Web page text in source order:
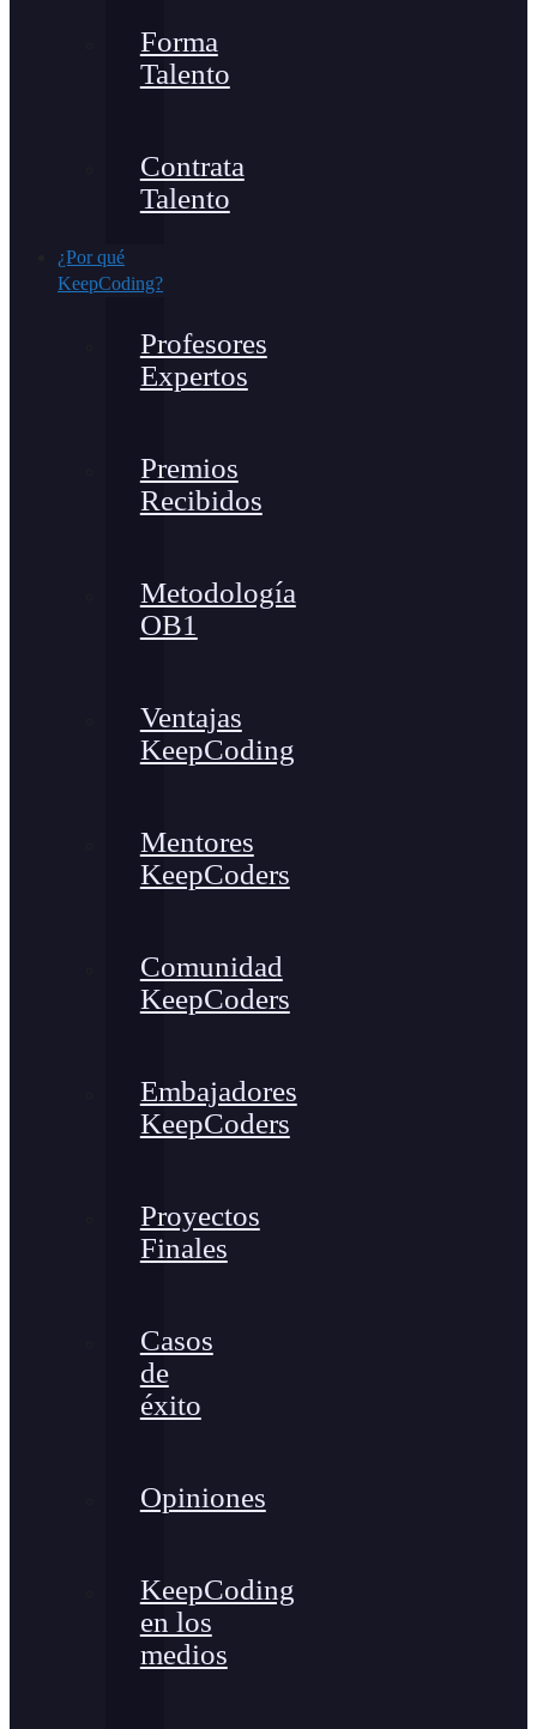
Forma
Talento
Contrata
Talento
¿Por qué
KeepCoding?
Profesores
Expertos
Premios
Recibidos
Metodología
OB1
Ventajas
KeepCoding
Mentores
KeepCoders
Comunidad
KeepCoders
Embajadores
KeepCoders
Proyectos
Finales
Casos
de
éxito
Opiniones
KeepCoding
en los
medios